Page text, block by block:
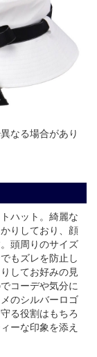
なる場合があり
ハット。綺麗な
りしており、顔
頭周りのサイズ
もズレを防止し
してお好みの見
コーデや気分に
のシルバーロゴ
る役割はもちろ
ーな印象を添え